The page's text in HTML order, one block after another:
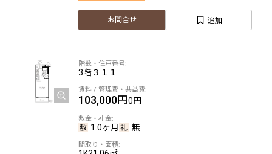
新築
1年以内
3年以内
15年以内
20年以内
25年以内
お問合せ 追加
3階３１１
103,000円0円
1.0ヶ月 無